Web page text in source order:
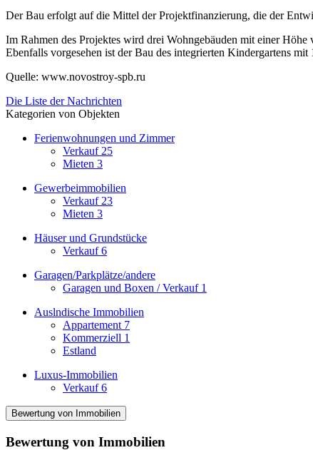
Der Bau erfolgt auf die Mittel der Projektfinanzierung, die der
Im Rahmen des Projektes wird drei Wohngebäuden mit einer
Ebenfalls vorgesehen ist der Bau des integrierten Kindergartens
Quelle: www.novostroy-spb.ru
Die Liste der Nachrichten
Kategorien von Objekten
Ferienwohnungen und Zimmer
Verkauf 25
Mieten 3
Gewerbeimmobilien
Verkauf 23
Mieten 3
Häuser und Grundstücke
Verkauf 6
Garagen/Parkplätze/andere
Garagen und Boxen / Verkauf 1
Auslndische Immobilien
Appartement 7
Kommerziell 1
Estland
Luxus-Immobilien
Verkauf 6
Bewertung von Immobilien
Bewertung von Immobilien